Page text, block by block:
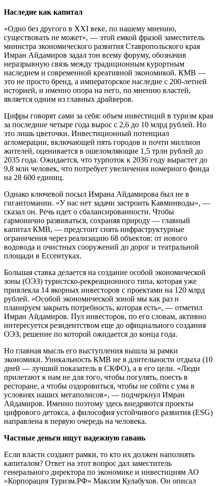
Наследие как капитал
«Одно без другого в XXI веке, по нашему мнению,
существовать не может», — этой емкой фразой заместитель
министра экономического развития Ставропольского края
Имран Айдамиров задал тон всему форуму, обозначив
неразрывную связь между традиционным курортным
наследием и современной креативной экономикой. КМВ —
это не просто бренд, а императорское наследие с 200-летней
историей, и именно опора на него, по мнению властей,
является одним из главных драйверов.
Цифры говорят сами за себя: объем инвестиций в туризм края
за последние четыре года вырос с 2,6 до 10 млрд рублей. Но
это лишь цветочки. Инвестиционный потенциал
агломерации, включающей пять городов и почти миллион
жителей, оценивается в ошеломляющие 1,5 трлн рублей до
2035 года. Ожидается, что турпоток к 2036 году вырастет до
9,8 млн человек, что потребует увеличения номерного фонда
на 28 600 единиц.
Однако ключевой посыл Имрана Айдамирова был не в
гигантомании. «У нас нет задачи застроить Кавминводы», —
сказал он. Речь идет о сбалансированности. Чтобы
гармонично развиваться, сохраняя природу — главный
капитал КМВ, — предстоит снять инфраструктурные
ограничения через реализацию 68 объектов: от нового
водовода и очистных сооружений до дорог и театральной
площади в Ессентуках.
Большая ставка делается на создание особой экономической
зоны (ОЭЗ) туристско-рекреационного типа, которая уже
привлекла 14 якорных инвесторов с проектами на 120 млрд
рублей. «Особой экономической зоной мы как раз и
планируем закрыть потребность, которая есть», — отметил
Имран Айдамиров. Пул инвесторов, по его словам, активно
интересуется резидентством еще до официального создания
ОЭЗ, решение по которой ожидается до конца года.
Но главная мысль его выступления вышла за рамки
экономики. Уникальность КМВ не в длительности отдыха (10
дней — лучший показатель в СКФО), а в его цели. «Люди
прилетают к нам не для того, чтобы погулять, поесть в
ресторане, а чтобы оздоровиться, чтобы не сойти с ума в
условиях наших мегаполисов», — подчеркнул Имран
Айдамиров. Именно поэтому здесь внедряются проекты
цифрового детокса, а философия устойчивого развития (ESG)
направлена в первую очередь на человека.
Частные деньги ищут надежную гавань
Если власти создают рамки, то кто их должен наполнять
капиталом? Ответ на этот вопрос дал заместитель
генерального директора по экономике и инвестициям АО
«Корпорация Туризм.РФ» Максим Кулабухов. Он описал